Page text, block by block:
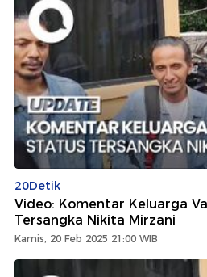
20Detik
Video: Komentar Keluarga
Tersangka Nikita Mirzani
Kamis, 20 Feb 2025 21:00 WIB